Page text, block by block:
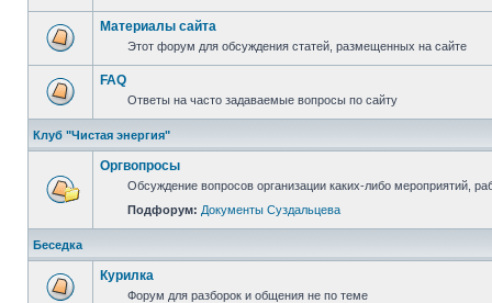
Материалы сайта
Этот форум для обсуждения статей, размещенных на сайте
FAQ
Ответы на часто задаваемые вопросы по сайту
Клуб "Чистая энергия"
Оргвопросы
Обсуждение вопросов организации каких-либо мероприятий,
Подфорум: Документы Суздальцева
Беседка
Курилка
Форум для разборок и общения не по теме